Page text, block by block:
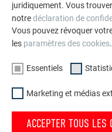
que les salles de classe
horizontales. « Ces
favorisent la
calme », souligne
façade s’ouvrent sur
véritable symbole
Le bâtiment a été
unanimement positifs.
juridiquement. Vous
notredéclaration de
Vous pouvez révoquer
les paramètres des cookies.
Essentiels
Marketing et médias
ACCEPTER TOUS LES